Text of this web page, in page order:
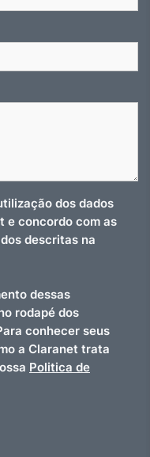
dos dados
e concordo com as
descritas na
dessas
rodapé dos
conhecer seus
a Claranet trata
Politica de